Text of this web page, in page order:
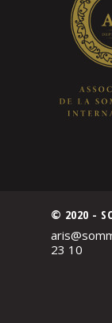
© 2020 -
23 10